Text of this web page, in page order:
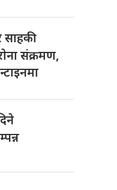
साहकी
संक्रमण,